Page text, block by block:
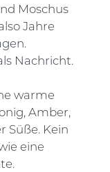
Moschus
Jahre
Nachricht.
warme
Amber,
Süße. Kein
eine